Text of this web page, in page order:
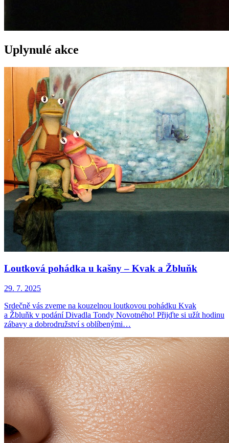
Uplynulé akce
Loutková pohádka u kašny – Kvak a Žbluňk
29. 7. 2025
Srdečně vás zveme na kouzelnou loutkovou pohádku Kvak
a Žbluňk v podání Divadla Tondy Novotného! Přijďte si užít hodinu
zábavy a dobrodružství s oblíbenými…